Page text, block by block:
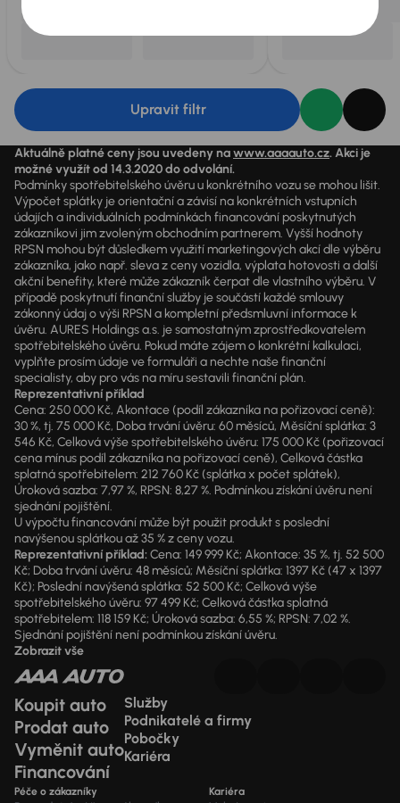
Upravit filtr
Aktuálně platné ceny jsou uvedeny nawww.aaaauto.cz. Akci je
možné využít od 14.3.2020 do odvolání.
Podmínky spotřebitelského úvěru u konkrétního vozu se mohou lišit.
Výpočet splátky je orientační a závisí na konkrétních vstupních
údajích a individuálních podmínkách financování poskytnutých
zákazníkovi jim zvoleným obchodním partnerem. Vyšší hodnoty
RPSN mohou být důsledkem využití marketingových akcí dle výběru
zákazníka, jako např. sleva z ceny vozidla, výplata hotovosti a další
akční benefity, které může zákazník čerpat dle vlastního výběru. V
případě poskytnutí finanční služby je součástí každé smlouvy
zákonný údaj o výši RPSN a kompletní předsmluvní informace k
úvěru. AURES Holdings a.s. je samostatným zprostředkovatelem
spotřebitelského úvěru. Pokud máte zájem o konkrétní kalkulaci,
vyplňte prosím údaje ve formuláři a nechte naše finanční
specialisty, aby pro vás na míru sestavili finanční plán.
Reprezentativní příklad
Cena: 250 000 Kč, Akontace (podíl zákazníka na pořizovací ceně):
30 %, tj. 75 000 Kč, Doba trvání úvěru: 60 měsíců, Měsíční splátka: 3
546 Kč, Celková výše spotřebitelského úvěru: 175 000 Kč (pořizovací
cena mínus podíl zákazníka na pořizovací ceně), Celková částka
splatná spotřebitelem: 212 760 Kč (splátka x počet splátek),
Úroková sazba: 7,97 %, RPSN: 8,27 %. Podmínkou získání úvěru není
sjednání pojištění.
U výpočtu financování může být použit produkt s poslední
navýšenou splátkou až 35 % z ceny vozu.
Reprezentativní příklad:Cena: 149 999 Kč; Akontace: 35 %, tj. 52 500
Kč; Doba trvání úvěru: 48 měsíců; Měsíční splátka: 1397 Kč (47 x 1397
Kč); Poslední navýšená splátka: 52 500 Kč; Celková výše
spotřebitelského úvěru: 97 499 Kč; Celková částka splatná
spotřebitelem: 118 159 Kč; Úroková sazba: 6,55 %; RPSN: 7,02 %.
Sjednání pojištění není podmínkou získání úvěru.
Zobrazit vše
Koupit auto
Prodat auto
Vyměnit auto
Financování
Služby
Podnikatelé a firmy
Pobočky
Kariéra
Péče o zákazníky Kariéra